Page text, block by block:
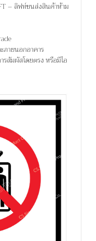
– ลิฟท์ขนส่งสินค้าห้าม
ภายนอกอาคาร
สัมผัสโดยตรง หรือมีไอ